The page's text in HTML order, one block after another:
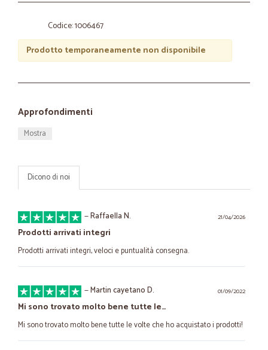
Codice: 1006467
Prodotto temporaneamente non disponibile
Approfondimenti
Mostra
Dicono di noi
21/04/2026
—Raffaella N.
Prodotti arrivati integri
Prodotti arrivati integri, veloci e puntualità consegna.
01/09/2022
—Martin cayetano D.
Mi sono trovato molto bene tutte le…
Mi sono trovato molto bene tutte le volte che ho acquistato i prodotti!